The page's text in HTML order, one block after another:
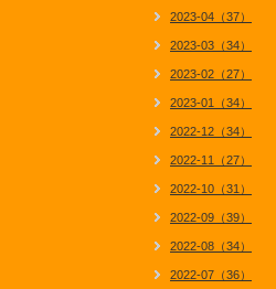
2023-04（37）
2023-03（34）
2023-02（27）
2023-01（34）
2022-12（34）
2022-11（27）
2022-10（31）
2022-09（39）
2022-08（34）
2022-07（36）